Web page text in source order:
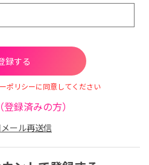
ポリシーに同意してください
録済みの方）
ール再送信